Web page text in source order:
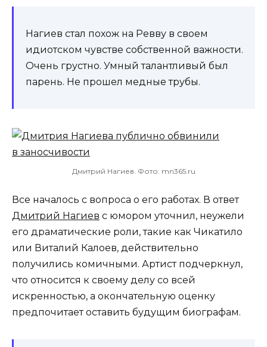
Нагиев стал похож на Ревву в своем
идиотском чувстве собственной важности.
Очень грустно. Умный талантливый был
парень. Не прошел медные трубы.
Дмитрий Нагиев. Фото: mn365.ru
Все началось с вопроса о его работах. В ответ
Дмитрий Нагиев с юмором уточнил, неужели
его драматические роли, такие как Чикатило
или Виталий Калоев, действительно
получились комичными. Артист подчеркнул,
что относится к своему делу со всей
искренностью, а окончательную оценку
предпочитает оставить будущим биографам.